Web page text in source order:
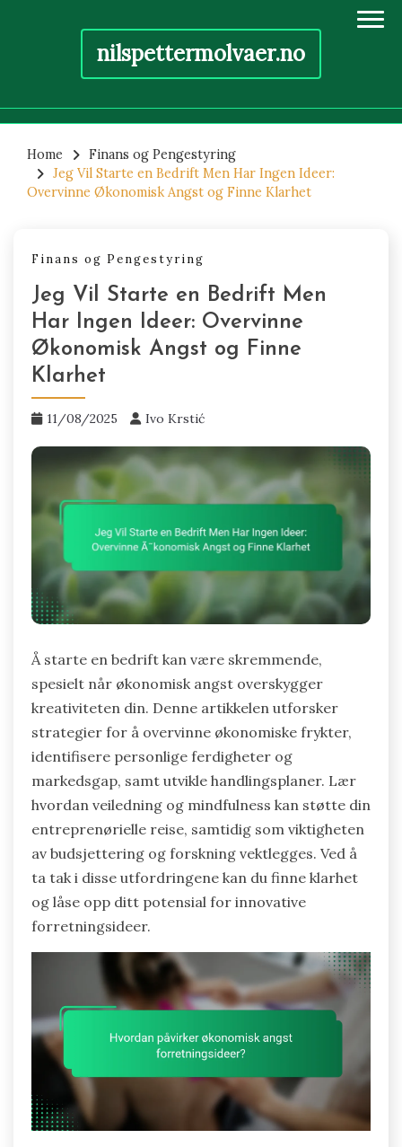
nilspettermolvaer.no
content
Home
Finans og Pengestyring
Jeg Vil Starte en Bedrift Men Har Ingen Ideer:
Overvinne Økonomisk Angst og Finne Klarhet
Finans og Pengestyring
Jeg Vil Starte en Bedrift Men
Har Ingen Ideer: Overvinne
Økonomisk Angst og Finne
Klarhet
11/08/2025 Ivo Krstić
Å starte en bedrift kan være skremmende,
spesielt når økonomisk angst overskygger
kreativiteten din. Denne artikkelen utforsker
strategier for å overvinne økonomiske frykter,
identifisere personlige ferdigheter og
markedsgap, samt utvikle handlingsplaner. Lær
hvordan veiledning og mindfulness kan støtte din
entreprenørielle reise, samtidig som viktigheten
av budsjettering og forskning vektlegges. Ved å
ta tak i disse utfordringene kan du finne klarhet
og låse opp ditt potensial for innovative
forretningsideer.